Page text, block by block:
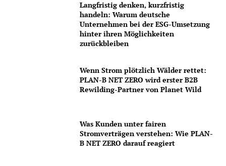
Langfristig denken, kurzfristig
handeln: Warum deutsche
Unternehmen bei der ESG-Umsetzung
hinter ihren Möglichkeiten
zurückbleiben
Wenn Strom plötzlich Wälder rettet:
PLAN-B NET ZERO wird erster B2B
Rewilding-Partner von Planet Wild
Was Kunden unter fairen
Stromverträgen verstehen: Wie PLAN-
B NET ZERO darauf reagiert